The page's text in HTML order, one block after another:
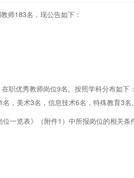
师183名，现公告如下：
职优秀教师岗位9名。按照学科分布如下
，美术3名，信息技术6名，特殊教育3名。
一览表》（附件1）中所报岗位的相关条